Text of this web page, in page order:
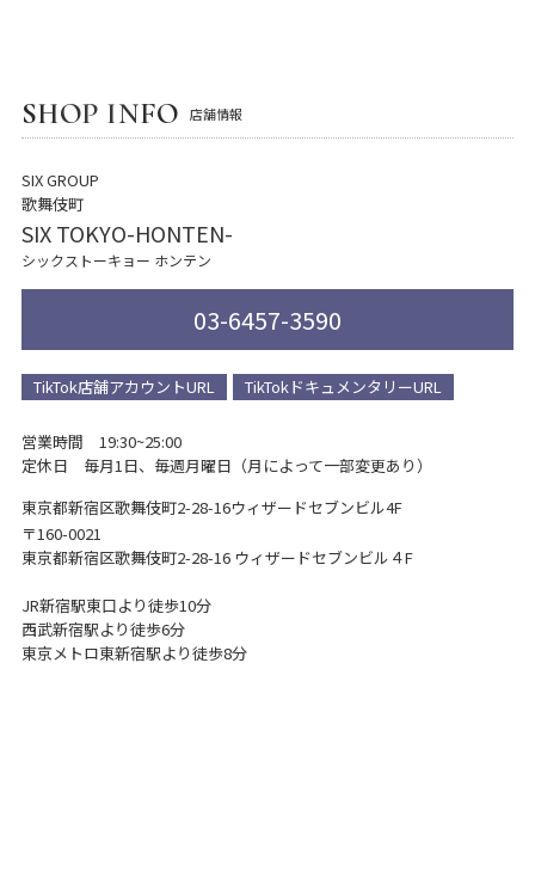
SHOP INFO 店舗情報
SIX GROUP
歌舞伎町
SIX TOKYO-HONTEN-
シックストーキョー ホンテン
03-6457-3590
TikTok店舗アカウントURL TikTokドキュメンタリーURL
営業時間 19:30~25:00
定休日 毎月1日、毎週月曜日（月によって一部変更あり）
東京都新宿区歌舞伎町2-28-16ウィザードセブンビル4F
〒160-0021
東京都新宿区歌舞伎町2-28-16 ウィザードセブンビル４F
JR新宿駅東口より徒歩10分
西武新宿駅より徒歩6分
東京メトロ東新宿駅より徒歩8分